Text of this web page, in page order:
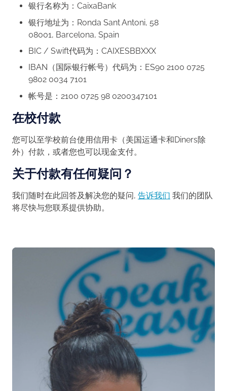
银行名称为：CaixaBank
银行地址为：Ronda Sant Antoni, 58
08001, Barcelona, Spain
BIC / Swift代码为：CAIXESBBXXX
IBAN（国际银行帐号）代码为：ES90 2100 0725
9802 0034 7101
帐号是：2100 0725 98 0200347101
在校付款
您可以至学校前台使用信用卡（美国运通卡和Diners除
外）付款，或者您也可以现金支付。
关于付款有任何疑问？
我们随时在此回答及解决您的疑问, 告诉我们 我们的团队
将尽快与您联系提供协助。